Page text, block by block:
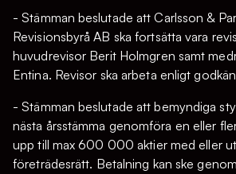
- Stämman beslutade att Carlsson &
Revisionsbyrå AB ska fortsätta vara
huvudrevisor Berit Holmgren samt
Entina. Revisor ska arbeta enligt
- Stämman beslutade att bemyndiga
nästa årsstämma genomföra en eller
upp till max 600 000 aktier med eller
företrädesrätt. Betalning kan ske